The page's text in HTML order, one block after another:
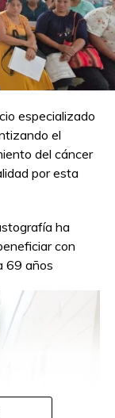
especializado
el
del cáncer
por esta
ha
con
69 años